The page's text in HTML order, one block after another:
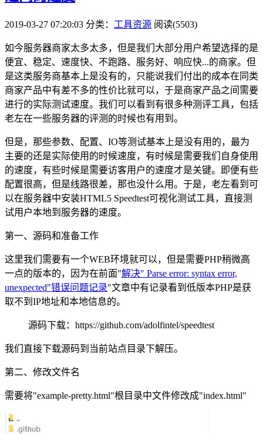
2019-03-27 07:20:03 分类： 工具资源 阅读(5503)
如今服务器商家太多太多，但是我们大部分用户希望选择的是
便宜、稳定、速度快、不跑路、服务好、响应快...的商家。但
是这类服务商基本上是没有的，只能说我们付出的成本在同类
商家产品中有差不多的性价比就可以，于是商家产品之间需要
进行的实际测试速度。我们可以看到有很多种测评工具，包括
老左在一些服务器的评测的时候也有用到。
但是，那些参数、配置、IO等测试基本上是没有用的，最为
主要的还是实际使用的时候速度，有时候是需要我们自身使用
的速度，有些时候是需要访客用户的速度才是关键。即便有些
配置很高，但是线路很差，那也没什么用。于是，老左看到可
以在服务器中安装HTML5 Speedtest可视化测试工具，直接测
试用户本地到服务器的速度。
第一、源码和准备工作
这里我们需要有一个WEB环境就可以，但是需要PHP稍微高
一点的版本的，因为在前面"解决" Parse error: syntax error,
unexpected"错误问题记录"文章中有记录看到低版本PHP是获
取不到IP地址和本地信息的。
源码下载：https://github.com/adolfintel/speedtest
我们直接下载源码到当前站点目录下解压。
第二、修改文件名
需要将"example-pretty.html"根目录中文件修改成"index.html"